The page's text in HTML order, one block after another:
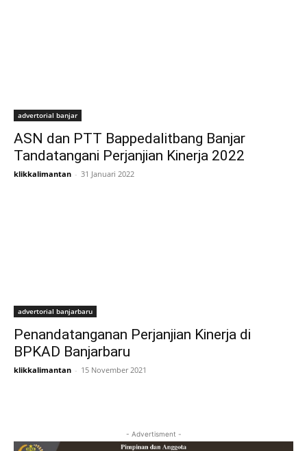
advertorial banjar
ASN dan PTT Bappedalitbang Banjar
Tandatangani Perjanjian Kinerja 2022
klikkalimantan - 31 Januari 2022
advertorial banjarbaru
Penandatanganan Perjanjian Kinerja di
BPKAD Banjarbaru
klikkalimantan - 15 November 2021
- Advertisment -